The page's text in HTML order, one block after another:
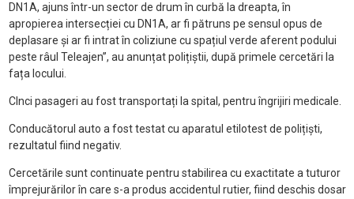
DN1A, ajuns într-un sector de drum în curbă la dreapta, în
apropierea intersecției cu DN1A, ar fi pătruns pe sensul opus de
deplasare și ar fi intrat în coliziune cu spațiul verde aferent podului
peste râul Teleajen”, au anunțat polițiștii, după primele cercetări la
fața locului.
CInci pasageri au fost transportați la spital, pentru îngrijiri medicale.
Conducătorul auto a fost testat cu aparatul etilotest de polițiști,
rezultatul fiind negativ.
Cercetările sunt continuate pentru stabilirea cu exactitate a tuturor
împrejurărilor în care s-a produs accidentul rutier, fiind deschis dosar